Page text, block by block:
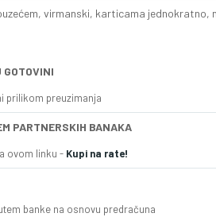
virmanski, karticama jednokratno,
GOTOVINI
prilikom preuzimanja
PARTNERSKIH BANAKA
ovom linku - Kupi na rate!
banke na osnovu predračuna